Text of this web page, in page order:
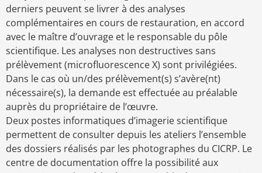
derniers peuvent se livrer à des analyses
complémentaires en cours de restauration, en accord
avec le maître d’ouvrage et le responsable du pôle
scientifique. Les analyses non destructives sans
prélèvement (microfluorescence X) sont privilégiées.
Dans le cas où un/des prélèvement(s) s’avère(nt)
nécessaire(s), la demande est effectuée au préalable
auprès du propriétaire de l’œuvre.
Deux postes informatiques d’imagerie scientifique
permettent de consulter depuis les ateliers l’ensemble
des dossiers réalisés par les photographes du CICRP. Le
centre de documentation offre la possibilité aux